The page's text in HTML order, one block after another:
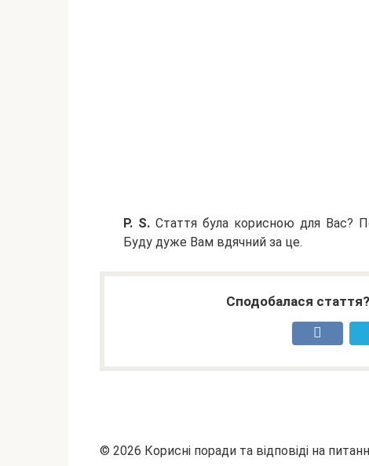
P. S. Стаття була корисною для Вас?
Буду дуже Вам вдячний за це.
Сподобалася
© 2026 Корисні поради та відповіді на